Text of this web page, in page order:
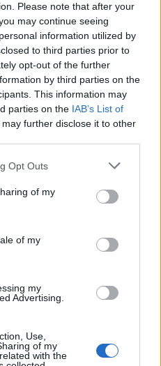
Please note that after your
may continue seeing
information utilized by
to third parties prior to
opt-out of the further
by third parties on the
This information may
parties on the IAB’s List of
may further disclose it to other
Opt Outs
of my
of my
my
Advertising.
Use,
of my
with the
στο Alter Ego Enoteca
του Γιώργου